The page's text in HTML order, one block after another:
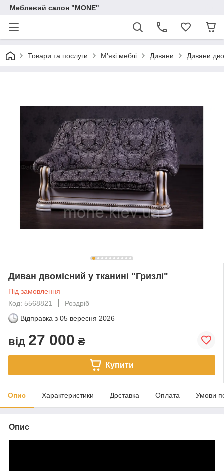
Меблевий салон "MONE"
Товари та послуги М'які меблі Дивани Дивани
Диван двомісний у тканині "Гризлі"
Під замовлення
Код: 5568821
Роздріб
Відправка з 05 вересня 2026
від 27 000 ₴
Купити
Опис Характеристики Доставка Оплата Умови
Опис